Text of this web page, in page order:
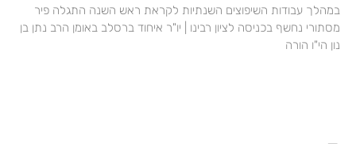
במהלך עבודות השיפוצים השנתיות לקראת ראש השנה התגלה פיר
מסתורי נחשף בכניסה לציון רבינו | יו"ר איחוד ברסלב באומן הרב נתן בן
נון הי"ו הורה